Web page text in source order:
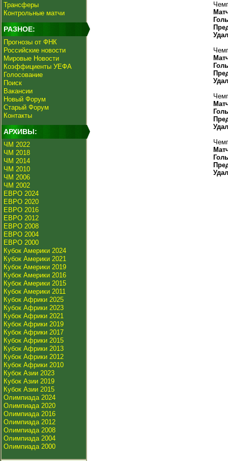
Трансферы
Контрольные матчи
РАЗНОЕ:
Прогнозы от ФНК
Российские новости
Мировые Новости
Коэффициенты УЕФА
Голосование
Поиск
Вакансии
Новый Форум
Старый Форум
Контакты
АРХИВЫ:
ЧМ 2022
ЧМ 2018
ЧМ 2014
ЧМ 2010
ЧМ 2006
ЧМ 2002
ЕВРО 2024
ЕВРО 2020
ЕВРО 2016
ЕВРО 2012
ЕВРО 2008
ЕВРО 2004
ЕВРО 2000
Кубок Америки 2024
Кубок Америки 2021
Кубок Америки 2019
Кубок Америки 2016
Кубок Америки 2015
Кубок Америки 2011
Кубок Африки 2025
Кубок Африки 2023
Кубок Африки 2021
Кубок Африки 2019
Кубок Африки 2017
Кубок Африки 2015
Кубок Африки 2013
Кубок Африки 2012
Кубок Африки 2010
Кубок Азии 2023
Кубок Азии 2019
Кубок Азии 2015
Олимпиада 2024
Олимпиада 2020
Олимпиада 2016
Олимпиада 2012
Олимпиада 2008
Олимпиада 2004
Олимпиада 2000